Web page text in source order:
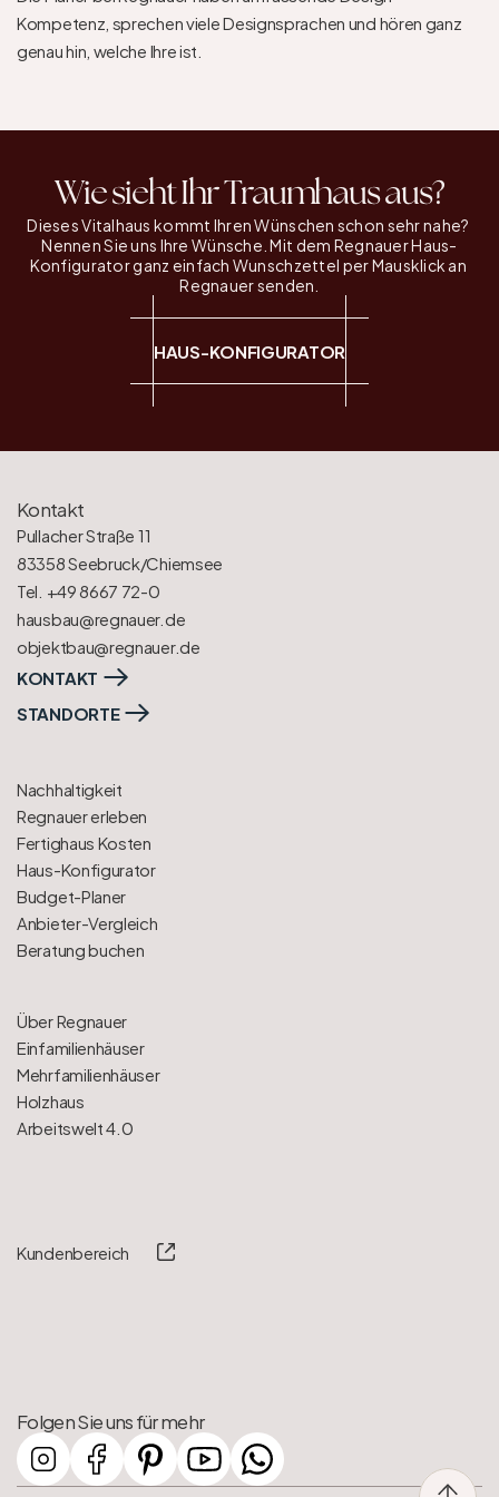
Kompetenz, sprechen viele Designsprachen und hören ganz
genau hin, welche Ihre ist.
Wie sieht Ihr Traumhaus aus?
Dieses Vitalhaus kommt Ihren Wünschen schon sehr nahe?
Nennen Sie uns Ihre Wünsche. Mit dem Regnauer Haus-
Konfigurator ganz einfach Wunschzettel per Mausklick an
Regnauer senden.
HAUS-KONFIGURATOR
Kontakt
Pullacher Straße 11
83358 Seebruck/Chiemsee
Tel. +49 8667 72-0
hausbau@regnauer.de
objektbau@regnauer.de
KONTAKT
STANDORTE
Nachhaltigkeit
Regnauer erleben
Fertighaus Kosten
Haus-Konfigurator
Budget-Planer
Anbieter-Vergleich
Beratung buchen
Über Regnauer
Einfamilienhäuser
Mehrfamilienhäuser
Holzhaus
Arbeitswelt 4.0
Kundenbereich
Folgen Sie uns für mehr